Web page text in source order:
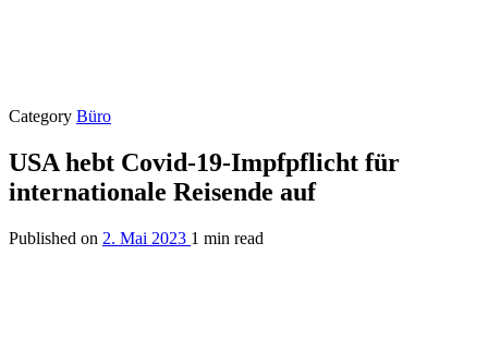
Category Büro
USA hebt Covid-19-Impfpflicht für
internationale Reisende auf
Published on 2. Mai 2023 1 min read